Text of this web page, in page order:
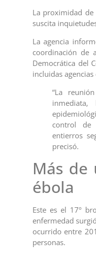
La proximidad de
suscita
La agencia
coordinación de
Democrática del
incluidas
“La
control de
entierros
precisó.
Más de
ébola
Este es el 17º
enfermedad
ocurrido entre
personas.